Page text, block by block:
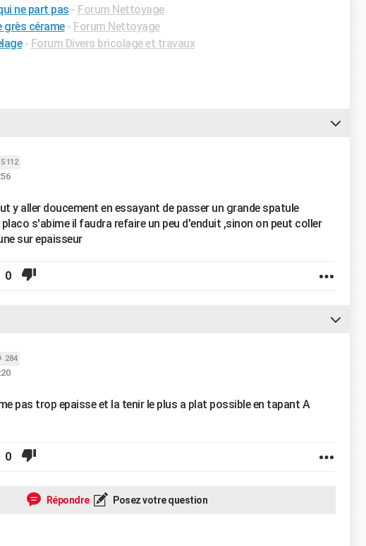
ne part pas - Forum Nettoyage
grès cérame - Forum Nettoyage
- Forum Divers bricolage et travaux
5 112
y aller doucement en essayant de passer un grande spatule
s'abime il faudra refaire un peu d'enduit ,sinon on peut coller
sur epaisseur
0
284
pas trop epaisse et la tenir le plus a plat possible en tapant A
0
Répondre Posez votre question